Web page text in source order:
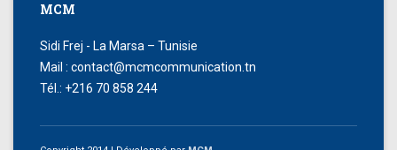
MCM
Sidi Frej - La Marsa – Tunisie
Mail : contact@mcmcommunication.tn
Tél.: +216 70 858 244